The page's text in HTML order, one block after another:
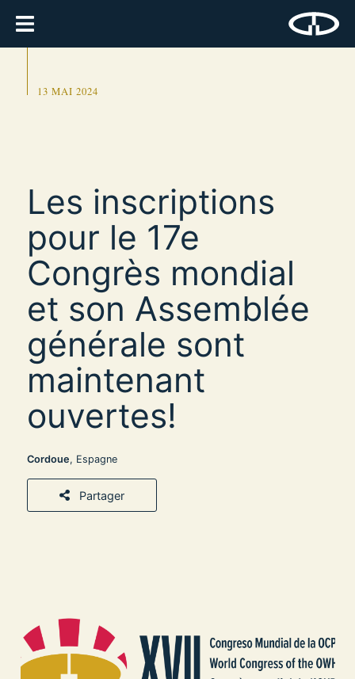
13 MAI 2024
Les inscriptions
pour le 17e
Congrès mondial
et son Assemblée
générale sont
maintenant
ouvertes!
Cordoue, Espagne
Partager